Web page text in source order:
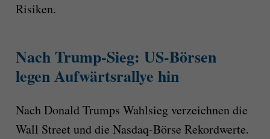
Risiken.
Nach Trump-Sieg: US-Börsen
legen Aufwärtsrallye hin
Nach Donald Trumps Wahlsieg verzeichnen die
Wall Street und die Nasdaq-Börse Rekordwerte.